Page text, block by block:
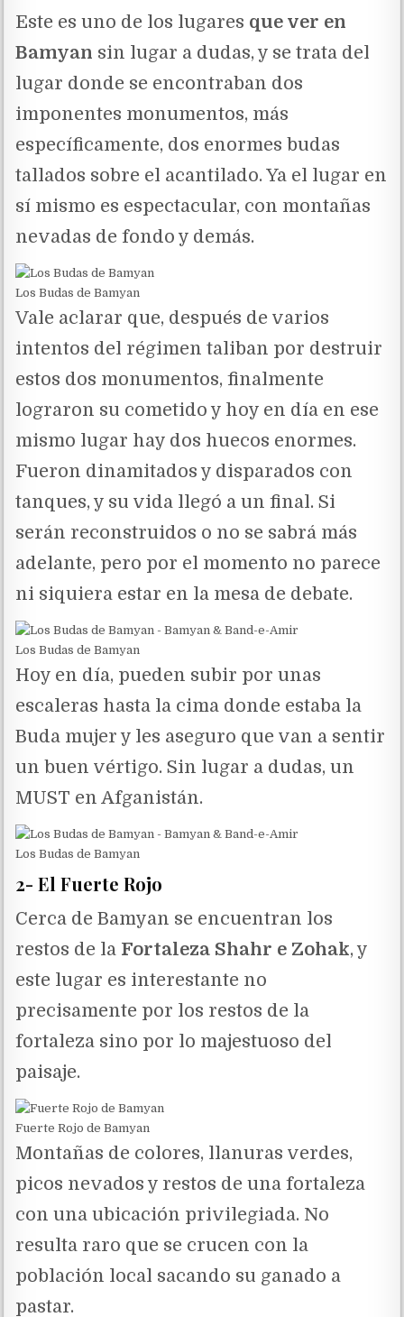
Este es uno de los lugares que ver en
Bamyan sin lugar a dudas, y se trata del
lugar donde se encontraban dos
imponentes monumentos, más
específicamente, dos enormes budas
tallados sobre el acantilado. Ya el lugar en
sí mismo es espectacular, con montañas
nevadas de fondo y demás.
Los Budas de Bamyan
Vale aclarar que, después de varios
intentos del régimen taliban por destruir
estos dos monumentos, finalmente
lograron su cometido y hoy en día en ese
mismo lugar hay dos huecos enormes.
Fueron dinamitados y disparados con
tanques, y su vida llegó a un final. Si
serán reconstruidos o no se sabrá más
adelante, pero por el momento no parece
ni siquiera estar en la mesa de debate.
Los Budas de Bamyan
Hoy en día, pueden subir por unas
escaleras hasta la cima donde estaba la
Buda mujer y les aseguro que van a sentir
un buen vértigo. Sin lugar a dudas, un
MUST en Afganistán.
Los Budas de Bamyan
2- El Fuerte Rojo
Cerca de Bamyan se encuentran los
restos de la Fortaleza Shahr e Zohak, y
este lugar es interestante no
precisamente por los restos de la
fortaleza sino por lo majestuoso del
paisaje.
Fuerte Rojo de Bamyan
Montañas de colores, llanuras verdes,
picos nevados y restos de una fortaleza
con una ubicación privilegiada. No
resulta raro que se crucen con la
población local sacando su ganado a
pastar.